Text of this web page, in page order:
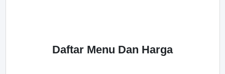
Daftar Menu Dan Harga